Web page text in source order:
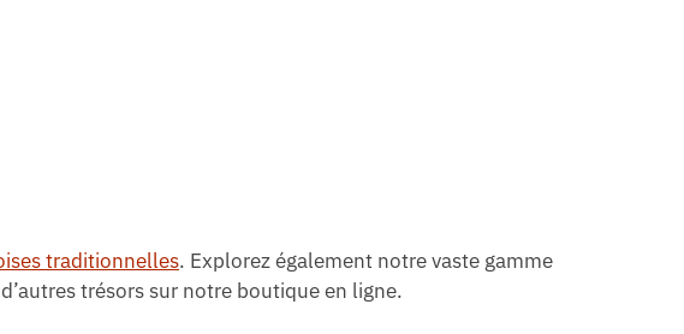
traditionnelles. Explorez également notre vaste gamme
trésors sur notre boutique en ligne.